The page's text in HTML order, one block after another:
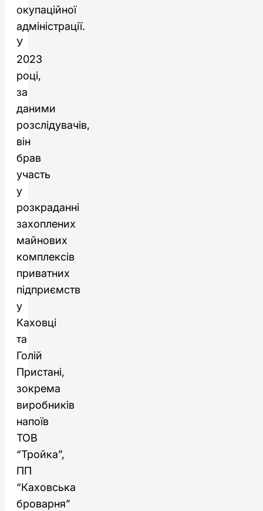
окупаційної
адміністрації.
У
2023
році,
за
даними
розслідувачів,
він
брав
участь
у
розкраданні
захоплених
майнових
комплексів
приватних
підприємств
у
Каховці
та
Голій
Пристані,
зокрема
виробників
напоїв
ТОВ
“Тройка”,
ПП
“Каховська
броварня”